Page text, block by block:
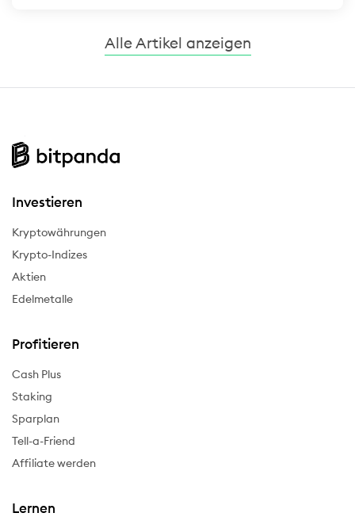
Alle Artikel anzeigen
Investieren
Kryptowährungen
Krypto-Indizes
Aktien
Edelmetalle
Profitieren
Cash Plus
Staking
Sparplan
Tell-a-Friend
Affiliate werden
Lernen